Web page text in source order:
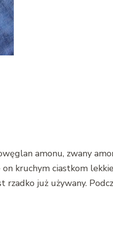
amonu, zwany
kruchym ciastkom
już używany.